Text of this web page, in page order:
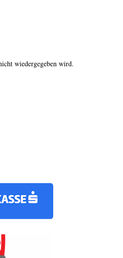
wiedergegeben wird.